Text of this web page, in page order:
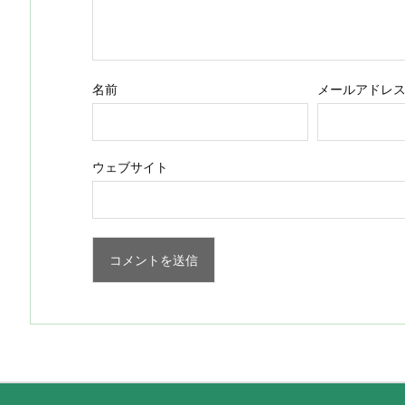
名前 メールアドレス
ウェブサイト